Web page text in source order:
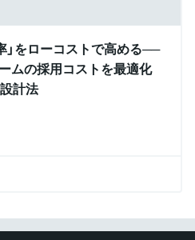
」をローコストで高める──
ムの採用コストを最適化
計法